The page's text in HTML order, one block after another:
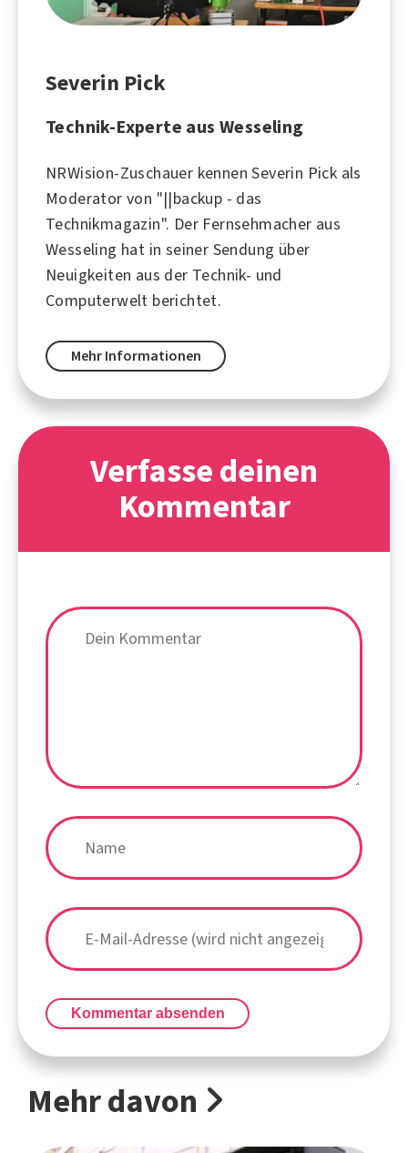
Severin Pick
Technik-Experte aus Wesseling
NRWision-Zuschauer kennen Severin Pick als
Moderator von "||backup - das
Technikmagazin". Der Fernsehmacher aus
Wesseling hat in seiner Sendung über
Neuigkeiten aus der Technik- und
Computerwelt berichtet.
Mehr Informationen
Verfasse deinen
Kommentar
Kommentar absenden
Mehr davon